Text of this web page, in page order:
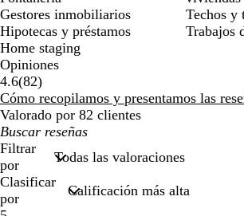
Gestores inmobiliarios
Hipotecas y préstamos
Home staging
Techos y
Trabajos
Opiniones
4.6(8282
reseñas
)
Cómo recopilamos y presentamos las
Valorado por 82 clientes
Mis
búsquedas
Filtrar
por
Clasificar
por